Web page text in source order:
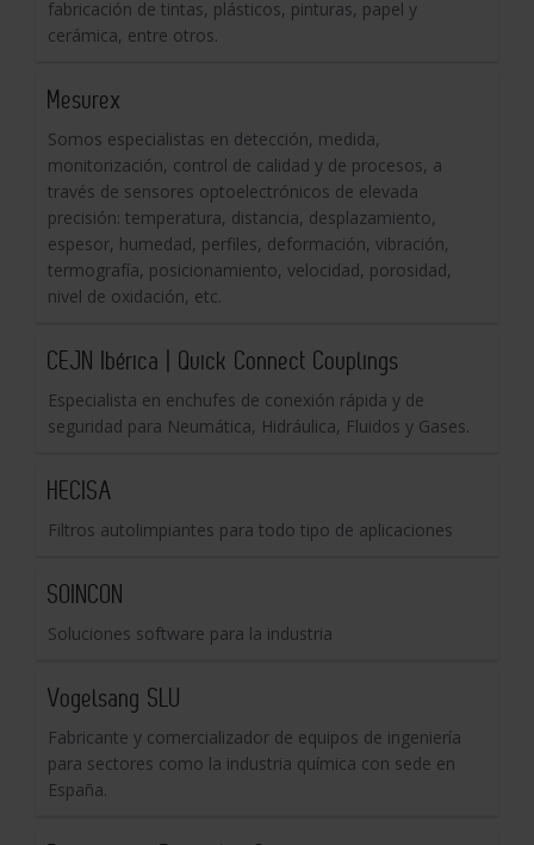
fabricación de tintas, plásticos, pinturas, papel y
cerámica, entre otros.
Mesurex
Somos especialistas en detección, medida,
monitorización, control de calidad y de procesos, a
través de sensores optoelectrónicos de elevada
precisión: temperatura, distancia, desplazamiento,
espesor, humedad, perfiles, deformación, vibración,
termografía, posicionamiento, velocidad, porosidad,
nivel de oxidación, etc.
CEJN Ibérica | Quick Connect Couplings
Especialista en enchufes de conexión rápida y de
seguridad para Neumática, Hidráulica, Fluidos y Gases.
HECISA
Filtros autolimpiantes para todo tipo de aplicaciones
SOINCON
Soluciones software para la industria
Vogelsang SLU
Fabricante y comercializador de equipos de ingeniería
para sectores como la industria química con sede en
España.